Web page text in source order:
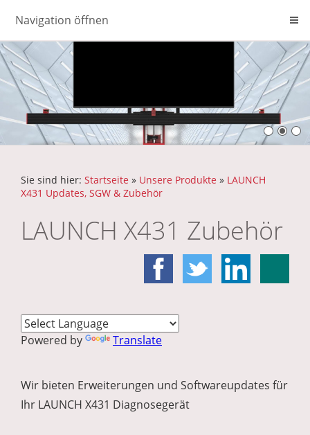
Navigation öffnen
Sie sind hier: Startseite » Unsere Produkte » LAUNCH
X431 Updates, SGW & Zubehör
LAUNCH X431 Zubehör
Powered by Translate
Wir bieten Erweiterungen und Softwareupdates für
Ihr LAUNCH X431 Diagnosegerät